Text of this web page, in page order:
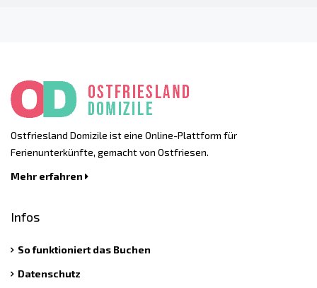
Ostfriesland Domizile ist eine Online-Plattform für
Ferienunterkünfte, gemacht von Ostfriesen.
Mehr erfahren
Infos
So funktioniert das Buchen
Datenschutz